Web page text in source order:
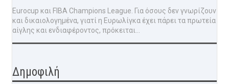
Eurocup και FIBA Champions League. Για όσους δεν γνωρίζουν
και δικαιολογημένα, γιατί η Ευρωλίγκα έχει πάρει τα πρωτεία
αίγλης και ενδιαφέροντος, πρόκειται...
Δημοφιλή